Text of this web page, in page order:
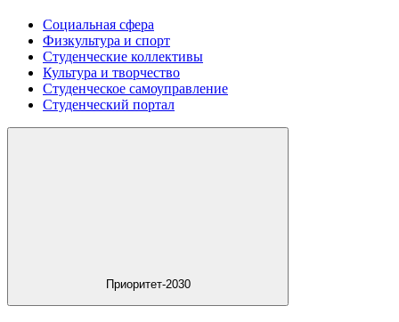
Социальная сфера
Физкультура и спорт
Студенческие коллективы
Культура и творчество
Студенческое самоуправление
Студенческий портал
Приоритет-2030